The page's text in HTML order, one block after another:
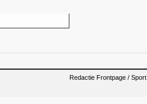
Redactie Frontpage / Sport